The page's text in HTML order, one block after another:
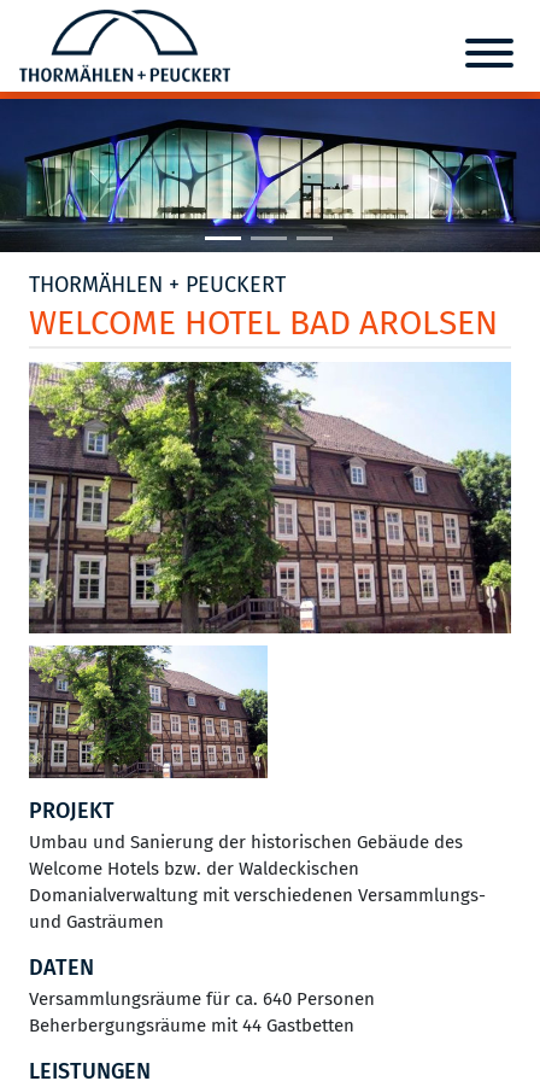
THORMÄHLEN + PEUCKERT
WELCOME HOTEL BAD AROLSEN
PROJEKT
Umbau und Sanierung der historischen Gebäude des
Welcome Hotels bzw. der Waldeckischen
Domanialverwaltung mit verschiedenen Versammlungs-
und Gasträumen
DATEN
Versammlungsräume für ca. 640 Personen
Beherbergungsräume mit 44 Gastbetten
LEISTUNGEN